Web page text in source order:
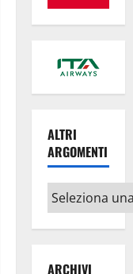
ALTRI
ARGOMENTI
Altri
argomenti
ARCHIVI